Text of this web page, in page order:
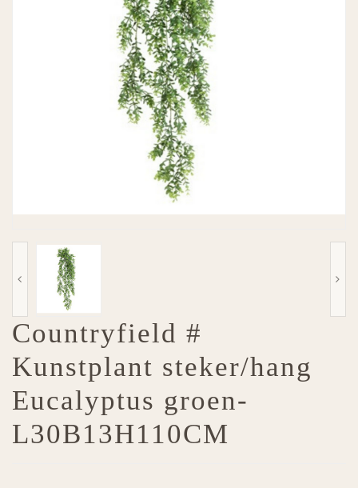
Countryfield #
Kunstplant steker/hang
Eucalyptus groen-
L30B13H110CM